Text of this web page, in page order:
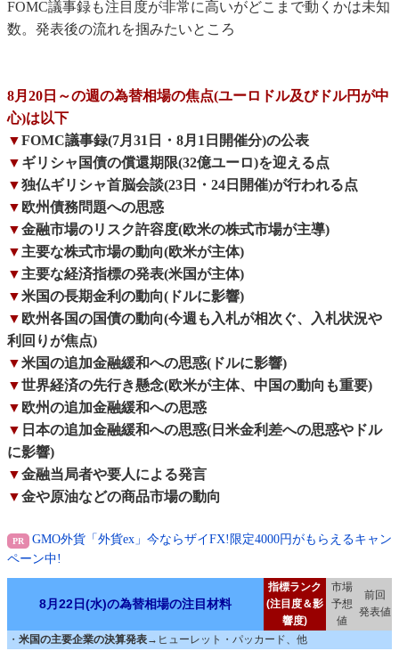
FOMC議事録も注目度が非常に高いがどこまで動くかは未知
数。発表後の流れを掴みたいところ
8月20日～の週の為替相場の焦点(ユーロドル及びドル円が中
心)は以下
▼FOMC議事録(7月31日・8月1日開催分)の公表
▼ ギリシャ国債の償還期限(32億ユーロ)を迎える点
▼独仏ギリシャ首脳会談(23日・24日開催)が行われる点
▼ 欧州債務問題への思惑
▼金融市場のリスク許容度(欧米の株式市場が主導)
▼主要な株式市場の動向(欧米が主体)
▼主要な経済指標の発表(米国が主体)
▼米国の長期金利の動向(ドルに影響)
▼ 欧州各国の国債の動向(今週も入札が相次ぐ、入札状況や
利回りが焦点)
▼米国の追加金融緩和への思惑(ドルに影響)
▼世界経済の先行き懸念(欧米が主体、中国の動向も重要)
▼ 欧州の追加金融緩和への思惑
▼ 日本の追加金融緩和への思惑(日米金利差への思惑やドル
に影響)
▼金融当局者や要人による発言
▼金や原油などの商品市場の動向
GMO外貨「外貨ex」今ならザイFX!限定4000円がもらえるキャン
ペーン中!
8月22日(水)の為替相場の注目材料
指標ランク
(注目度＆影
響度)
市場
予想
値
前回
発表値
・ 米国の主要企業の決算発表→ヒューレット・パッカード、他